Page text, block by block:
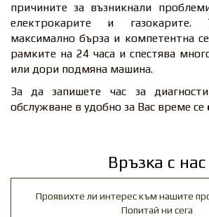
причините за възникнали
електрокарите и газокарите.
максимално бърза и компетентна
рамките на 24 часа и спестява
или дори подмяна машина.
За да запишете час за
обслужване в удобно за Вас време се
Връзка с нас
Проявихте ли интерес към нашите
Попитай ни сега